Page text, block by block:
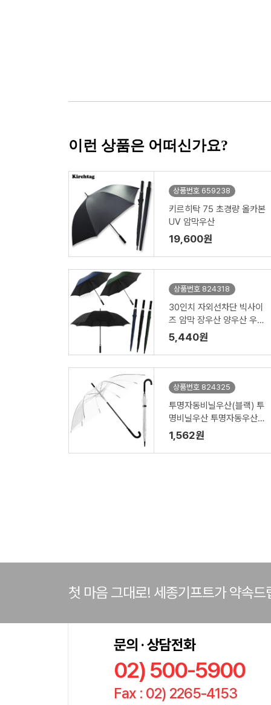
이런 상품은 어떠신가요?
상품번호 659238
키르히탁 75 초경량 올카본
UV 암막우산
19,600원
상품번호 824318
30인치 자외선차단 빅사이
즈 암막 장우산 양우산 우양
산 대형우산 골프우산//인
쇄제작가능
5,440원
상품번호 824325
투명자동비닐우산(블랙) 투
명비닐우산 투명자동우산 /
인쇄제작가능(53-8K)
1,562원
첫 마음 그대로! 세종기프트가 약속드
문의 · 상담전화
02) 500-5900
Fax : 02) 2265-4153